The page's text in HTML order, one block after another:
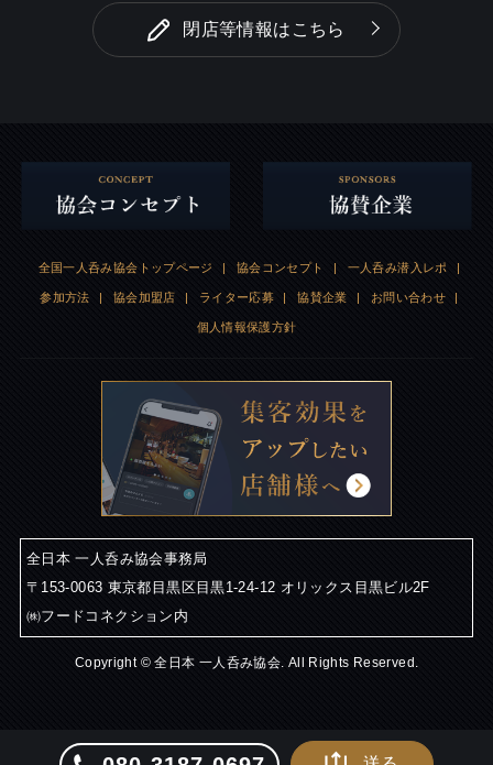
閉店等情報はこちら
全国一人呑み協会トップページ | 協会コンセプト | 一人呑み潜入レポ |
参加方法 | 協会加盟店 | ライター応募 | 協賛企業 | お問い合わせ |
個人情報保護方針
全日本 一人呑み協会事務局
〒153-0063 東京都目黒区目黒1-24-12 オリックス目黒ビル2F
㈱フードコネクション内
Copyright © 全日本 一人呑み協会. All Rights Reserved.